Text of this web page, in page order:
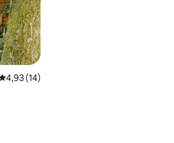
de uma avaliação média de 5, 14
4,93 (14)